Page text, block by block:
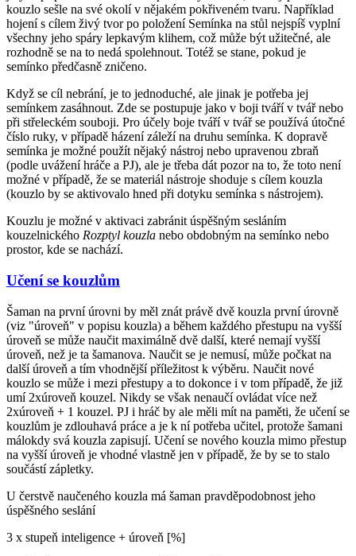
kouzlo sešle na své okolí v nějakém pokřiveném tvaru. Například
hojení s cílem živý tvor po položení Semínka na stůl nejspíš vyplní
všechny jeho spáry lepkavým klihem, což může být užitečné, ale
rozhodně se na to nedá spolehnout. Totéž se stane, pokud je
semínko předčasně zničeno.
Když se cíl nebrání, je to jednoduché, ale jinak je potřeba jej
semínkem zasáhnout. Zde se postupuje jako v boji tváří v tvář nebo
při střeleckém souboji. Pro účely boje tváří v tvář se používá útočné
číslo ruky, v případě házení záleží na druhu semínka. K dopravě
semínka je možné použít nějaký nástroj nebo upravenou zbraň
(podle uvážení hráče a PJ), ale je třeba dát pozor na to, že toto není
možné v případě, že se materiál nástroje shoduje s cílem kouzla
(kouzlo by se aktivovalo hned při dotyku semínka s nástrojem).
Kouzlu je možné v aktivaci zabránit úspěšným sesláním
kouzelnického Rozptyl kouzla nebo obdobným na semínko nebo
prostor, kde se nachází.
Učení se kouzlům
Šaman na první úrovni by měl znát právě dvě kouzla první úrovně
(viz "úroveň" v popisu kouzla) a během každého přestupu na vyšší
úroveň se může naučit maximálně dvě další, které nemají vyšší
úroveň, než je ta šamanova. Naučit se je nemusí, může počkat na
další úroveň a tím vhodnější příležitost k výběru. Naučit nové
kouzlo se může i mezi přestupy a to dokonce i v tom případě, že již
umí 2xúroveň kouzel. Nikdy se však nenaučí ovládat více než
2xúroveň + 1 kouzel. PJ i hráč by ale měli mít na paměti, že učení se
kouzlům je zdlouhavá práce a je k ní potřeba učitel, protože šamani
málokdy svá kouzla zapisují. Učení se nového kouzla mimo přestup
na vyšší úroveň je vhodné vlastně jen v případě, že by se to stalo
součástí zápletky.
U čerstvě naučeného kouzla má šaman pravděpodobnost jeho
úspěšného seslání
3 x stupeň inteligence + úroveň [%]